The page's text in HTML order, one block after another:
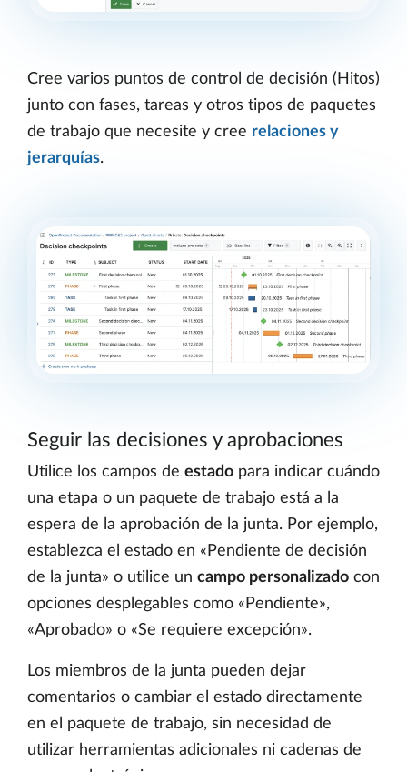
Cree varios puntos de control de decisión (Hitos)
junto con fases, tareas y otros tipos de paquetes
de trabajo que necesite y cree relaciones y
jerarquías.
Seguir las decisiones y aprobaciones
Utilice los campos de estado para indicar cuándo
una etapa o un paquete de trabajo está a la
espera de la aprobación de la junta. Por ejemplo,
establezca el estado en «Pendiente de decisión
de la junta» o utilice un campo personalizado con
opciones desplegables como «Pendiente»,
«Aprobado» o «Se requiere excepción».
Los miembros de la junta pueden dejar
comentarios o cambiar el estado directamente
en el paquete de trabajo, sin necesidad de
utilizar herramientas adicionales ni cadenas de